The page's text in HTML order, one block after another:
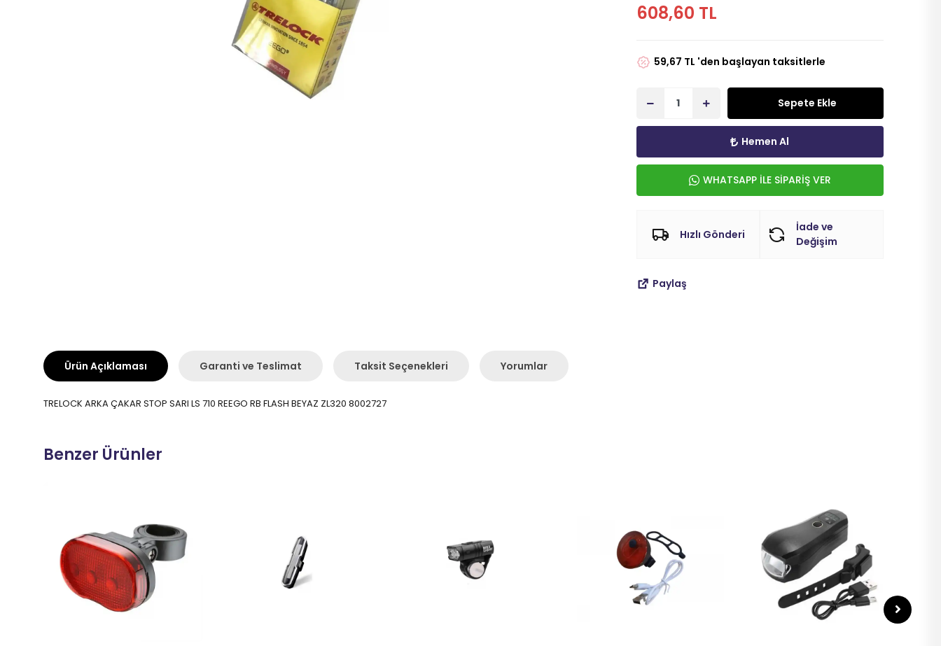
608,60 TL
59,67 TL 'den başlayan taksitlerle
Sepete Ekle
Hemen Al
WHATSAPP İLE SİPARİŞ VER
Hızlı Gönderi
İade ve
Değişim
Paylaş
Ürün Açıklaması Garanti ve Teslimat Taksit Seçenekleri Yorumlar
TRELOCK ARKA ÇAKAR STOP SARI LS 710 REEGO RB FLASH BEYAZ ZL320 8002727
Benzer Ürünler